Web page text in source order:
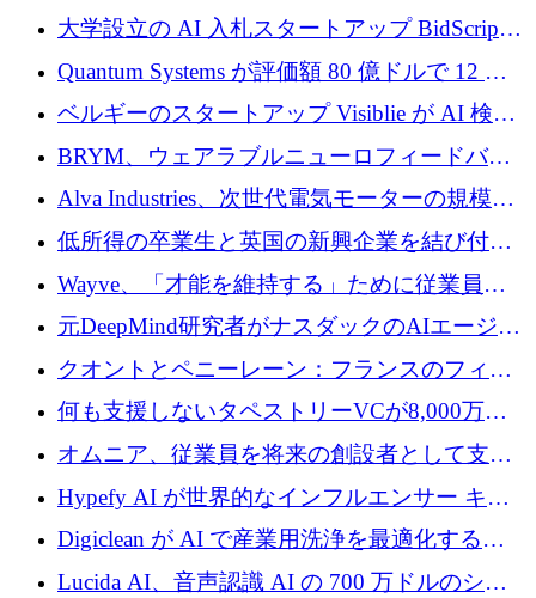
企業として初めて米国の主要取引所に上場
大学設立の AI 入札スタートアップ BidScript
がプレシード資金総額 100 万ドルを突破
Quantum Systems が評価額 80 億ドルで 12 億
ドルを調達
ベルギーのスタートアップ Visiblie が AI 検索
の可視化のために 50 万ユーロを調達
BRYM、ウェアラブルニューロフィードバッ
クプラットフォームの開発に65万ユーロを確
Alva Industries、次世代電気モーターの規模拡
大に 1,600 万ユーロを調達
低所得の卒業生と英国の新興企業を結び付け
るためにCommon Pathを開始
Wayve、「才能を維持する」ために従業員に
8,500万ドルの株式公開買い付けを実施
元DeepMind研究者がナスダックのAIエージェ
ントを拡張するためにCreandumの資金調達で
記録を獲得
クオントとペニーレーン：フランスのフィン
テックの友人と敵
何も支援しないタペストリーVCが8,000万ド
ルの資金を調達、ロンドン事務所を開設
オムニア、従業員を将来の創設者として支援
するために Firedrop でファンドを立ち上げる
Hypefy AI が世界的なインフルエンサー キャ
ンペーンを自動化するためにシリーズ A で
720 万ドルを調達
Digiclean が AI で産業用洗浄を最適化するた
めに 250 万ユーロを調達
Lucida AI、音声認識 AI の 700 万ドルのシー